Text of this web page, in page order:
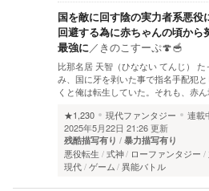
国を敵に回す陰の実力者系悪
回避する為に赤ちゃんの頃か
最強に／ きのこすーぷ🍄🥣
比那名居 天智（ひなない てんじ）
み、国に牙を剥いた事で指名手配犯
くと俺は転生していた。それも、赤
★1,230
現代ファンタジー 連載
2025年5月22日 21:26 更新
残酷描写有り 暴力描写有り
悪役転生 式神 ローファンタジー
現代 ゲーム 異能バトル